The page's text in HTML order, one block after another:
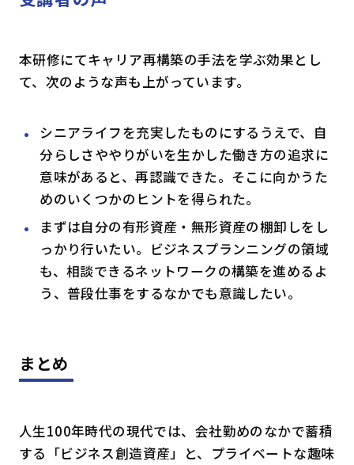
本研修にてキャリア再構築の手法を学ぶ効果とし
て、次のような声も上がっています。
シニアライフを充実したものにするうえで、自
分らしさややりがいを生かした働き方の追求に
意味があると、再認識できた。そこに向かうた
めのいくつかのヒントを得られた。
まずは自分の有形資産・無形資産の棚卸しをし
っかり行いたい。ビジネスプランニングの領域
も、相談できるネットワークの構築を進めるよ
う、普段仕事をするなかでも意識したい。
まとめ
人生100年時代の現代では、会社勤めのなかで蓄積
する「ビジネス創造資産」と、プライベートな趣味